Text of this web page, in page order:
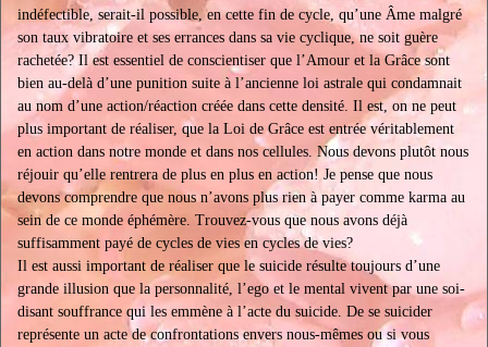
indéfectible, serait-il possible, en cette fin de cycle, qu’une Âme malgré
son taux vibratoire et ses errances dans sa vie cyclique, ne soit guère
rachetée? Il est essentiel de conscientiser que l’Amour et la Grâce sont
bien au-delà d’une punition suite à l’ancienne loi astrale qui condamnait
au nom d’une action/réaction créée dans cette densité. Il est, on ne peut
plus important de réaliser, que la Loi de Grâce est entrée véritablement
en action dans notre monde et dans nos cellules. Nous devons plutôt nous
réjouir qu’elle rentrera de plus en plus en action! Je pense que nous
devons comprendre que nous n’avons plus rien à payer comme karma au
sein de ce monde éphémère. Trouvez-vous que nous avons déjà
suffisamment payé de cycles de vies en cycles de vies?
Il est aussi important de réaliser que le suicide résulte toujours d’une
grande illusion que la personnalité, l’ego et le mental vivent par une soi-
disant souffrance qui les emmène à l’acte du suicide. De se suicider
représente un acte de confrontations envers nous-mêmes ou si vous